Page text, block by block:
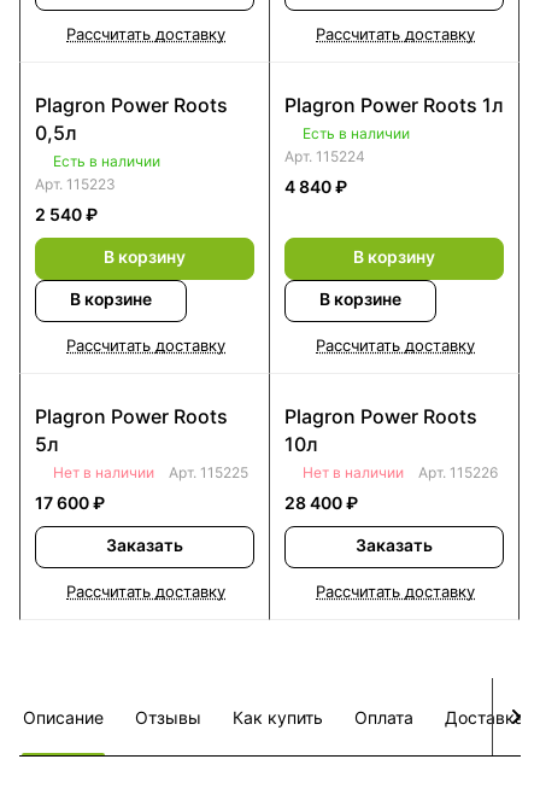
Рассчитать доставку Рассчитать доставку
Plagron Power Roots
0,5л
Есть в наличии
Арт. 115223
2 540 ₽
В корзину
В корзине
Рассчитать доставку
Plagron Power Roots 1л
Есть в наличии
Арт. 115224
4 840 ₽
В корзину
В корзине
Рассчитать доставку
Plagron Power Roots
5л
Нет в наличии Арт. 115225
17 600 ₽
Заказать
Рассчитать доставку
Plagron Power Roots
10л
Нет в наличии Арт. 115226
28 400 ₽
Заказать
Рассчитать доставку
Описание Отзывы Как купить Оплата Доставка